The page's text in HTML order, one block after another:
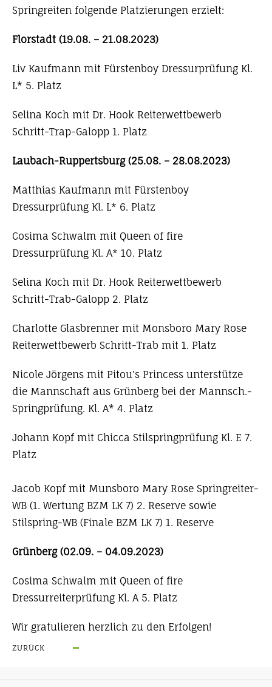
Springreiten folgende Platzierungen erzielt:
Florstadt (19.08. – 21.08.2023)
Liv Kaufmann mit Fürstenboy Dressurprüfung Kl.
L* 5. Platz
Selina Koch mit Dr. Hook Reiterwettbewerb
Schritt-Trap-Galopp 1. Platz
Laubach-Ruppertsburg (25.08. – 28.08.2023)
Matthias Kaufmann mit Fürstenboy
Dressurprüfung Kl. L* 6. Platz
Cosima Schwalm mit Queen of fire
Dressurprüfung Kl. A* 10. Platz
Selina Koch mit Dr. Hook Reiterwettbewerb
Schritt-Trab-Galopp 2. Platz
Charlotte Glasbrenner mit Monsboro Mary Rose
Reiterwettbewerb Schritt-Trab mit 1. Platz
Nicole Jörgens mit Pitou's Princess unterstütze
die Mannschaft aus Grünberg bei der Mannsch.-
Springprüfung. Kl. A* 4. Platz
Johann Kopf mit Chicca Stilspringprüfung Kl. E 7.
Platz
Jacob Kopf mit Munsboro Mary Rose Springreiter-
WB (1. Wertung BZM LK 7) 2. Reserve sowie
Stilspring-WB (Finale BZM LK 7) 1. Reserve
Grünberg (02.09. – 04.09.2023)
Cosima Schwalm mit Queen of fire
Dressurreiterprüfung Kl. A 5. Platz
Wir gratulieren herzlich zu den Erfolgen!
ZURÜCK